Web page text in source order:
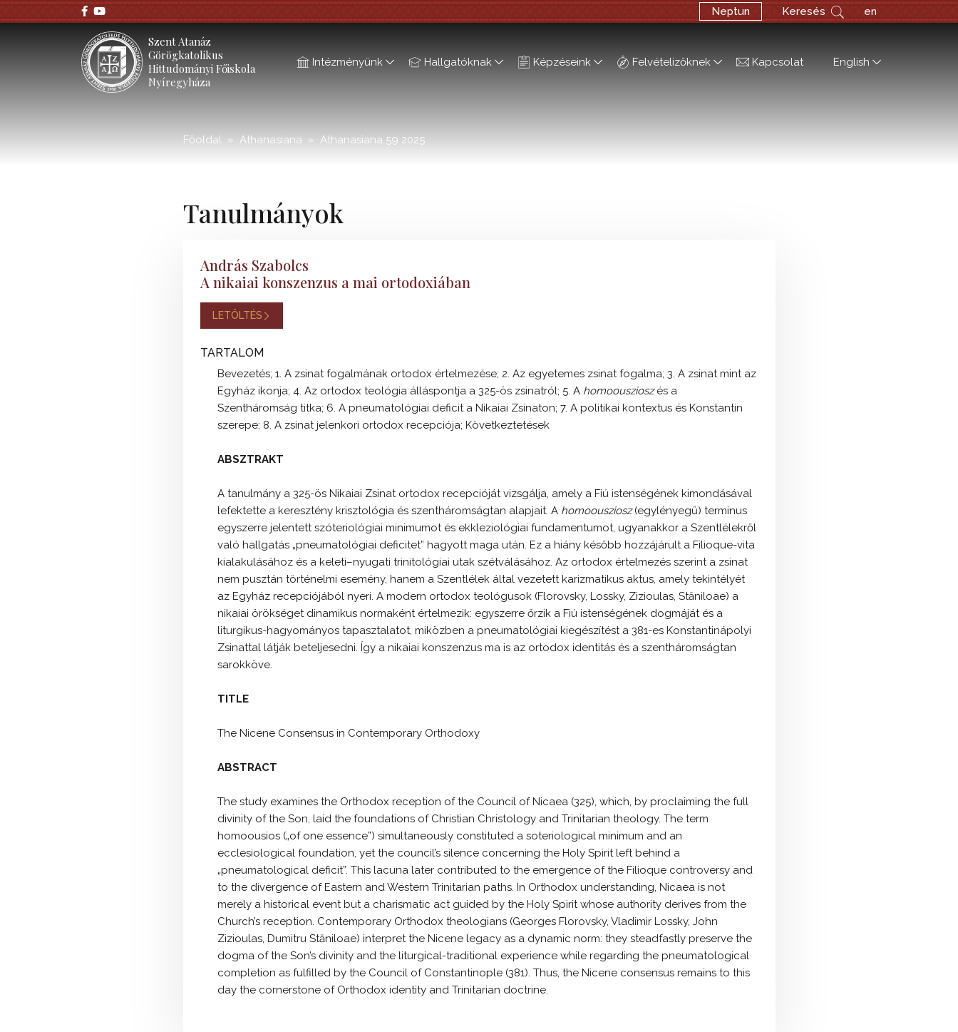
; Neptun Keresés en
Szent Atanáz
Görögkatolikus
Hittudományi Főiskola
Nyíregyháza
Intézményünk Hallgatóknak Képzéseink Felvételizőknek Kapcsolat English
Főoldal Athanasiana Athanasiana 59 2025
Tanulmányok
András Szabolcs
A nikaiai konszenzus a mai ortodoxiában
LETÖLTÉS
TARTALOM
Bevezetés; 1. A zsinat fogalmának ortodox értelmezése; 2. Az egyetemes zsinat fogalma; 3. A zsinat mint az
Egyház ikonja; 4. Az ortodox teológia álláspontja a 325-ös zsinatról; 5. A homoouszioszés a
Szentháromság titka; 6. A pneumatológiai deficit a Nikaiai Zsinaton; 7. A politikai kontextus és Konstantin
szerepe; 8. A zsinat jelenkori ortodox recepciója; Következtetések
ABSZTRAKT
A tanulmány a 325-ös Nikaiai Zsinat ortodox recepcióját vizsgálja, amely a Fiú istenségének kimondásával
lefektette a keresztény krisztológia és szentháromságtan alapjait. A homoousziosz(egylényegű) terminus
egyszerre jelentett szóteriológiai minimumot és ekkleziológiai fundamentumot, ugyanakkor a Szentlélekről
való hallgatás „pneumatológiai deficitet” hagyott maga után. Ez a hiány később hozzájárult a Filioque-vita
kialakulásához és a keleti–nyugati trinitológiai utak szétválásához. Az ortodox értelmezés szerint a zsinat
nem pusztán történelmi esemény, hanem a Szentlélek által vezetett karizmatikus aktus, amely tekintélyét
az Egyház recepciójából nyeri. A modern ortodox teológusok (Florovsky, Lossky, Zizioulas, Stăniloae) a
nikaiai örökséget dinamikus normaként értelmezik: egyszerre őrzik a Fiú istenségének dogmáját és a
liturgikus-hagyományos tapasztalatot, miközben a pneumatológiai kiegészítést a 381-es Konstantinápolyi
Zsinattal látják beteljesedni. Így a nikaiai konszenzus ma is az ortodox identitás és a szentháromságtan
sarokköve.
TITLE
The Nicene Consensus in Contemporary Orthodoxy
ABSTRACT
The study examines the Orthodox reception of the Council of Nicaea (325), which, by proclaiming the full
divinity of the Son, laid the foundations of Christian Christology and Trinitarian theology. The term
homoousios („of one essence”) simultaneously constituted a soteriological minimum and an
ecclesiological foundation, yet the council’s silence concerning the Holy Spirit left behind a
„pneumatological deficit”. This lacuna later contributed to the emergence of the Filioque controversy and
to the divergence of Eastern and Western Trinitarian paths. In Orthodox understanding, Nicaea is not
merely a historical event but a charismatic act guided by the Holy Spirit whose authority derives from the
Church’s reception. Contemporary Orthodox theologians (Georges Florovsky, Vladimir Lossky, John
Zizioulas, Dumitru Stăniloae) interpret the Nicene legacy as a dynamic norm: they steadfastly preserve the
dogma of the Son’s divinity and the liturgical-traditional experience while regarding the pneumatological
completion as fulfilled by the Council of Constantinople (381). Thus, the Nicene consensus remains to this
day the cornerstone of Orthodox identity and Trinitarian doctrine.